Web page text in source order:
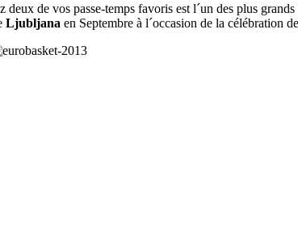
de vos passe-temps favoris est l´un des plus
Ljubljana en Septembre à l´occasion de la célébration